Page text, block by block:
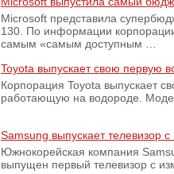
Microsoft представила
130. По информации
самым «самым доступным …
Toyota выпускает свою первую
Корпорация Toyota выпускает
работающую на водороде.
Samsung выпускает телевизор
Южнокорейская компания
выпущен первый телевизор с